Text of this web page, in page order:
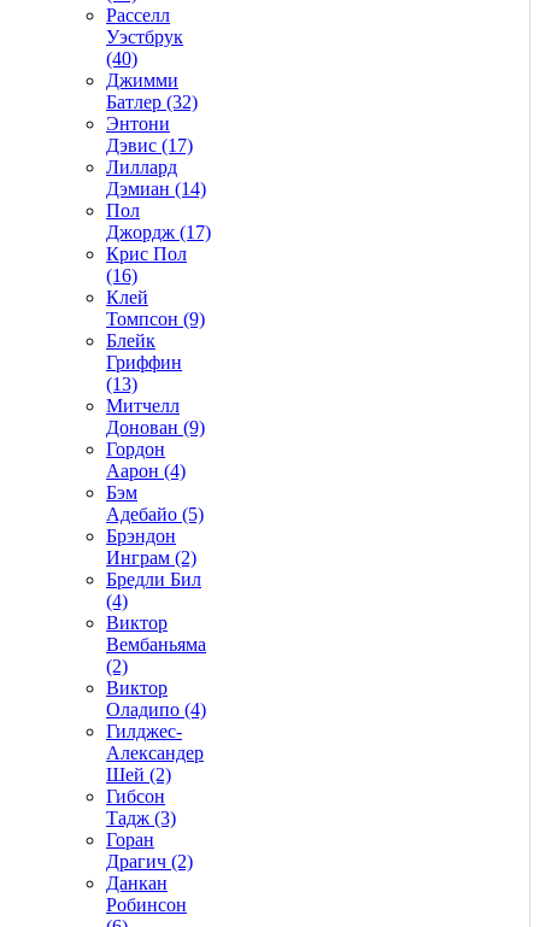
Расселл
Уэстбрук
(40)
Джимми
Батлер (32)
Энтони
Дэвис (17)
Лиллард
Дэмиан (14)
Пол
Джордж (17)
Крис Пол
(16)
Клей
Томпсон (9)
Блейк
Гриффин
(13)
Митчелл
Донован (9)
Гордон
Аарон (4)
Бэм
Адебайо (5)
Брэндон
Инграм (2)
Бредли Бил
(4)
Виктор
Вембаньяма
(2)
Виктор
Оладипо (4)
Гилджес-
Александер
Шей (2)
Гибсон
Тадж (3)
Горан
Драгич (2)
Данкан
Робинсон